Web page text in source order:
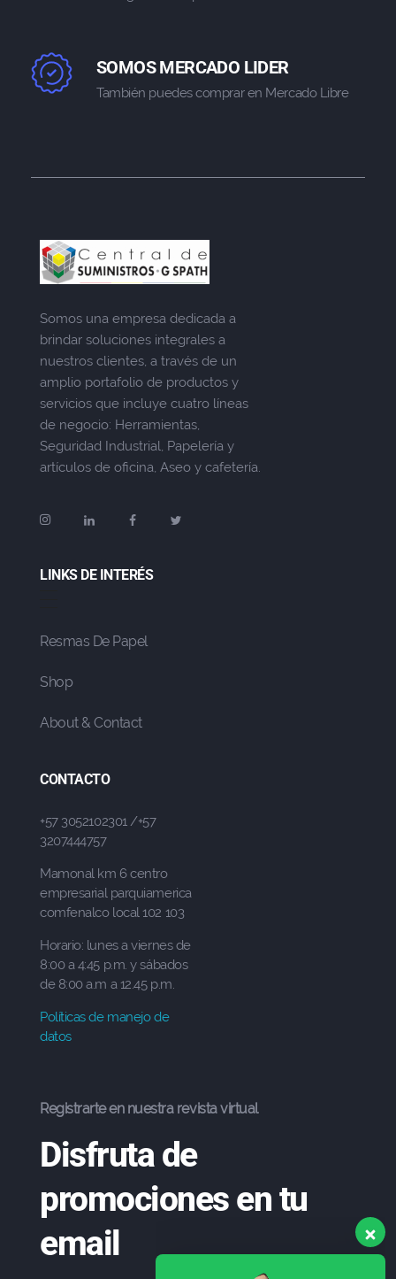
SOMOS MERCADO LIDER
También puedes comprar en Mercado Libre
Somos una empresa dedicada a
brindar soluciones integrales a
nuestros clientes, a través de un
amplio portafolio de productos y
servicios que incluye cuatro líneas
de negocio: Herramientas,
Seguridad Industrial, Papelería y
artículos de oficina, Aseo y cafetería.
LINKS DE INTERÉS
Resmas De Papel
Shop
About & Contact
CONTACTO
+57 3052102301 /+57
3207444757
Mamonal km 6 centro
empresarial parquiamerica
comfenalco local 102 103
Horario: lunes a viernes de
8:00 a 4:45 p.m. y sábados
de 8:00 a.m a 12.45 p.m.
Políticas de manejo de
datos
Registrarte en nuestra revista virtual
Disfruta de
promociones en tu
email